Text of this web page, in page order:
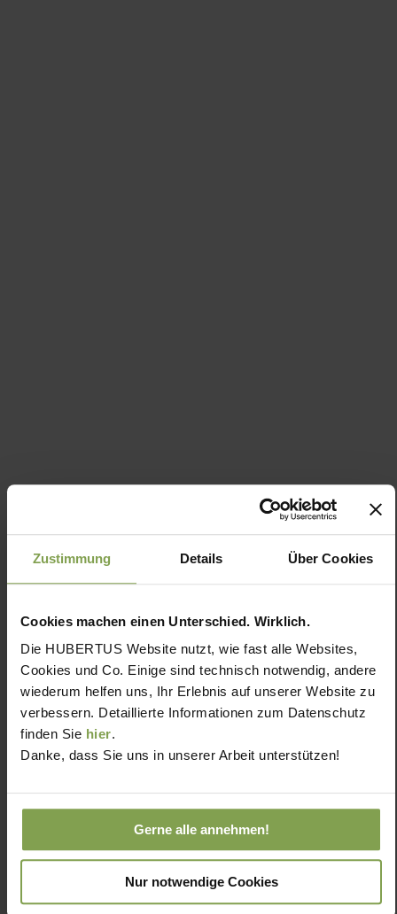
Zustimmung Details Über Cookies
Cookies machen einen Unterschied. Wirklich.
Die HUBERTUS Website nutzt, wie fast alle Websites,
Cookies und Co. Einige sind technisch notwendig, andere
wiederum helfen uns, Ihr Erlebnis auf unserer Website zu
verbessern. Detaillierte Informationen zum Datenschutz
finden Sie hier.
Danke, dass Sie uns in unserer Arbeit unterstützen!
Gerne alle annehmen!
Nur notwendige Cookies